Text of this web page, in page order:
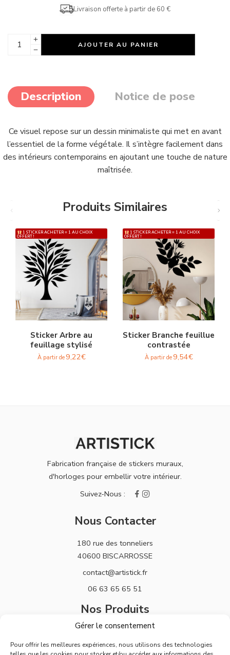
Gérer le consentement
Pour offrir les meilleures expériences, nous utilisons des technologies
Livraison offerte à partir de 60 €
AJOUTER AU PANIER
Description Notice de pose
Ce visuel repose sur un dessin minimaliste qui met en avant
l’essentiel de la forme végétale. Il s’intègre facilement dans
des intérieurs contemporains en ajoutant une touche de nature
maîtrisée.
Produits Similaires
1 STICKER ACHETER = 1 AU CHOIX
OFFERT !
Sticker Arbre au
feuillage stylisé
À partir de9,22€
1 STICKER ACHETER = 1 AU CHOIX
OFFERT !
Sticker Branche feuillue
contrastée
À partir de9,54€
Fabrication française de stickers muraux,
d'horloges pour embellir votre intérieur.
Nous Contacter
180 rue des tonneliers
40600 BISCARROSSE
contact@artistick.fr
06 63 65 65 51
Nos Produits
Stickers
Horloges